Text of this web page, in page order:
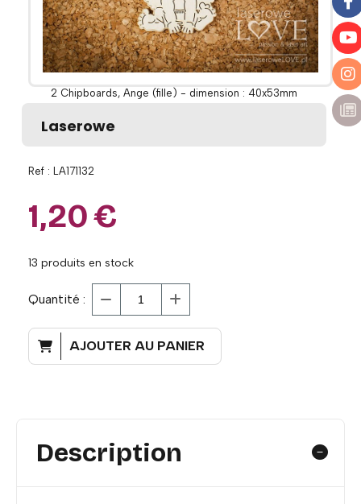
2 Chipboards, Ange (fille) - dimension : 40x53mm
Laserowe
Ref : LA171132
1,20€
13 produits en stock
Quantité :
AJOUTER AU PANIER
Description